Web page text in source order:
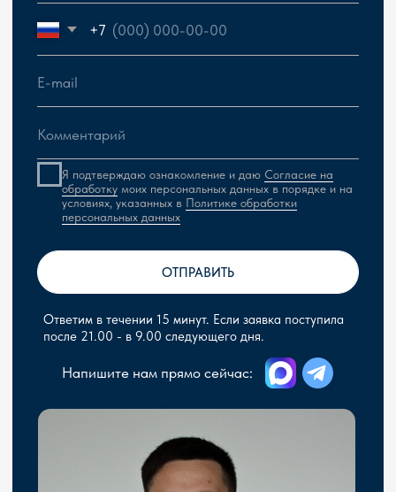
Сергей Герасимчик, главный инженер